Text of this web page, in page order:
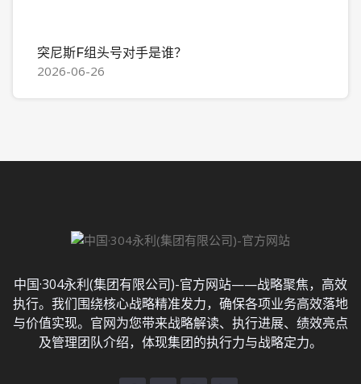
突尼斯F组头号对手是谁？
2026-06-26
中国·304永利(集团有限公司)-官方网站——战略聚焦，高效
执行。我们围绕核心战略精准发力，确保各项业务高效落地
与价值实现。官网为您带来战略解读、执行进展、绩效亮点
及管理团队介绍，体现集团的执行力与战略定力。